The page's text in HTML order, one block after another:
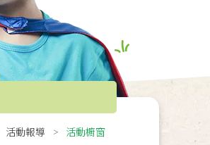
活動報導 活動櫥窗